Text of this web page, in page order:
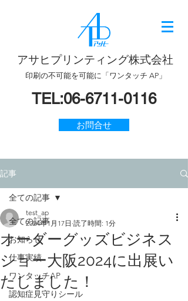
アサヒプリンティング株式会社
印刷の不可能を可能に「ワンタッチ AP」
TEL:06-6711-0116
お問合せ
記事
全ての記事
お知らせ
仕事実績
ワンタッチAP
認知症見守りシール
全ての記事
オーダーグッズビジネス
ショー大阪2024に出展い
たしました！
test_ap
2024年1月17日 読了時間: 1分